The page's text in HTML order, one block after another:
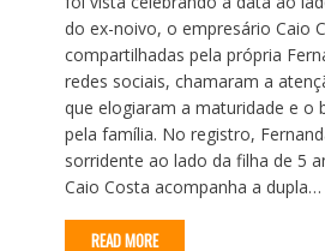
do ex-noivo, o empresário Caio
compartilhadas pela própria
redes sociais, chamaram a
que elogiaram a maturidade e o
pela família. No registro,
sorridente ao lado da filha de 5
Caio Costa acompanha a dupla…
READ MORE